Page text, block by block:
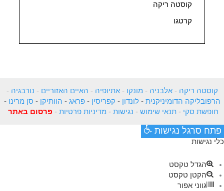
קוסטה ריקה
קרטגו
קוסטה ריקה -אלבניה - מונקו -אתיופיה - האיים האזוריים - נורבגיה -
הרפובליקה הדומיניקנית -לונדון - קפריסין -פראג - הוותיקן - סן מרינו -
חופשת סקי -תנאי שימוש - נגישות - מדיניות פרטיות - פרסום באתר
פתח סרגל נגישות
כלי נגישות
הגדל טקסט
הקטן טקסט
גווני אפור